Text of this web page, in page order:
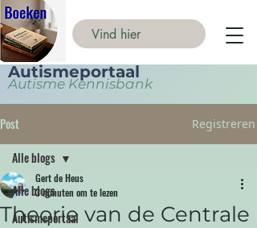
Autismeportaal
Autisme Kennisbank
Post Registreren
Alle blogs
Autismeportaal
Alle blogs
Theorie van de Centrale
Gert de Heus
3 minuten om te lezen